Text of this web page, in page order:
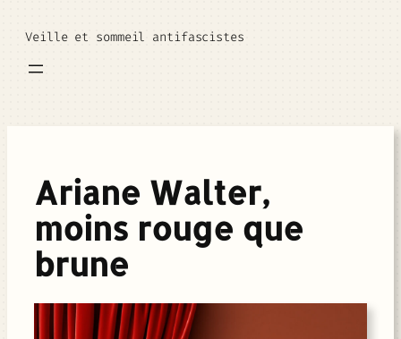
Veille et sommeil antifascistes
Ariane Walter,
moins rouge que
brune